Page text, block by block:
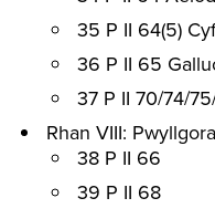
35 P II 64(5)
36 P II 65
37 P II 70/74/
Rhan VIII:
38 P II 66
39 P II 68